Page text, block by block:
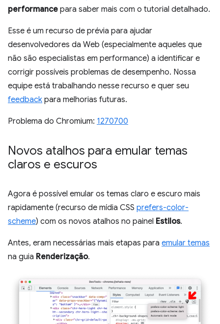
performance para saber mais com o tutorial detalhado.
Esse é um recurso de prévia para ajudar
desenvolvedores da Web (especialmente aqueles que
não são especialistas em performance) a identificar e
corrigir possíveis problemas de desempenho. Nossa
equipe está trabalhando nesse recurso e quer seu
feedback para melhorias futuras.
Problema do Chromium: 1270700
Novos atalhos para emular temas
claros e escuros
Agora é possível emular os temas claro e escuro mais
rapidamente (recurso de mídia CSS prefers-color-
scheme) com os novos atalhos no painel Estilos.
Antes, eram necessárias mais etapas para emular temas
na guia Renderização.